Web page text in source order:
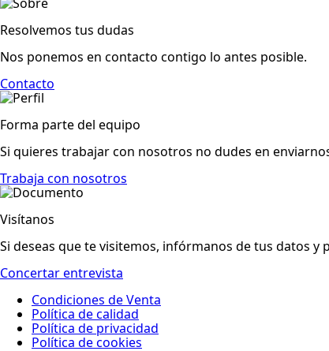
Resolvemos tus dudas
Nos ponemos en contacto contigo lo antes posible.
Contacto
Forma parte del equipo
Si quieres trabajar con nosotros no dudes en
Trabaja con nosotros
Visítanos
Si deseas que te visitemos, infórmanos de tus datos y
Concertar entrevista
Condiciones de Venta
Política de calidad
Política de privacidad
Política de cookies